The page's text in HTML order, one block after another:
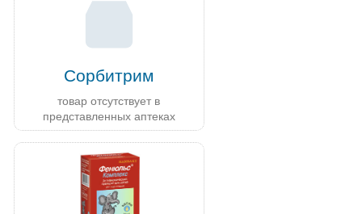
Сорбитрим
товар отсутствует в
представленных аптеках